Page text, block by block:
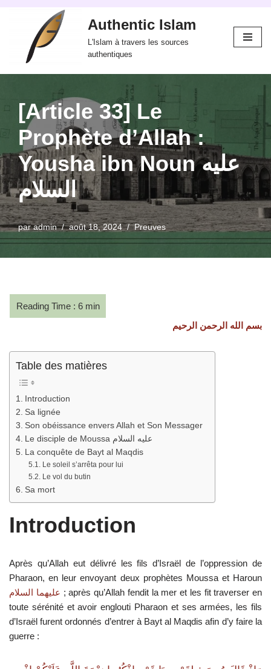
contenu
Authentic Islam
L'Islam à travers les sources
authentiques
[Article 33] Le
Prophète d’Allah :
Yousha ibn Noun عليه
السلام
paradmin août 18, 2024 Preuves
بسم الله الرحمن الرحيم
Table des matières
Introduction
Sa lignée
Son obéissance envers Allah et Son Messager
Le disciple de Moussa عليه السلام
La conquête de Bayt al Maqdis
Le soleil s’arrêta pour lui
Le vol du butin
Sa mort
Introduction
Après qu’Allah eut délivré les fils d’Israël de l’oppression de
Pharaon, en leur envoyant deux prophètes Moussa et Haroun
عليهما السلام ; après qu’Allah fendit la mer et les fit traverser en
toute sérénité et avoir englouti Pharaon et ses armées, les fils
d’Israël furent ordonnés d’entrer à Bayt al Maqdis afin d’y faire la
guerre :